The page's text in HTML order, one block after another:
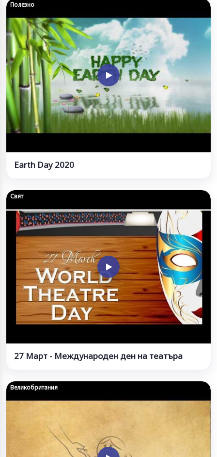
Полезно
Earth Day 2020
Свят
27 Март - Международен ден на театъра
Великобритания